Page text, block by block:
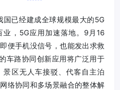
国已经建成全球规模最大的5G
，5G应用加速落地。9月16
便手机没信号，也能发出求救
车路协同创新应用将广泛用于
区无人车接驳、代客自主泊
络协同和多场景融合的整体解